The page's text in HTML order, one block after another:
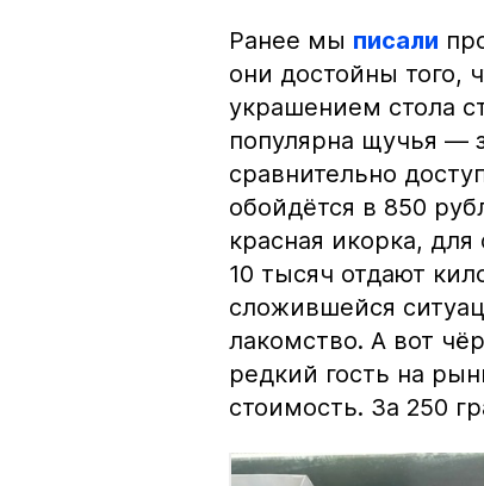
Ранее мы писали
они достойны того,
украшением стола
популярна щучья —
сравнительно
обойдётся в 850
красная икорка,
10 тысяч отдают
сложившейся
лакомство. А вот
редкий гость на
стоимость. За 250